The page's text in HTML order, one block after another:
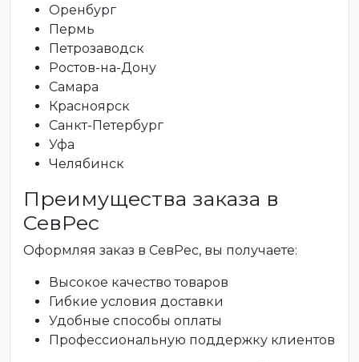
Оренбург
Пермь
Петрозаводск
Ростов-на-Дону
Самара
Красноярск
Санкт-Петербург
Уфа
Челябинск
Преимущества заказа в
СевРес
Оформляя заказ в СевРес, вы получаете:
Высокое качество товаров
Гибкие условия доставки
Удобные способы оплаты
Профессиональную поддержку клиентов